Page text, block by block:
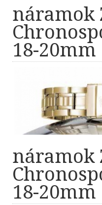
náramok
18-20mm
náramok
18-20mm